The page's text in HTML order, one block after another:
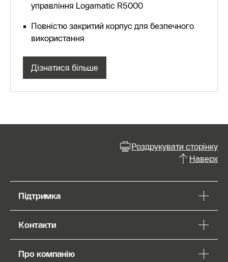
управління Logamatic R5000
Повністю закритий корпус для безпечного
використання
Дізнатися більше
Роздрукувати сторінку
Наверх
Підтримка
Контакти
Про компанію